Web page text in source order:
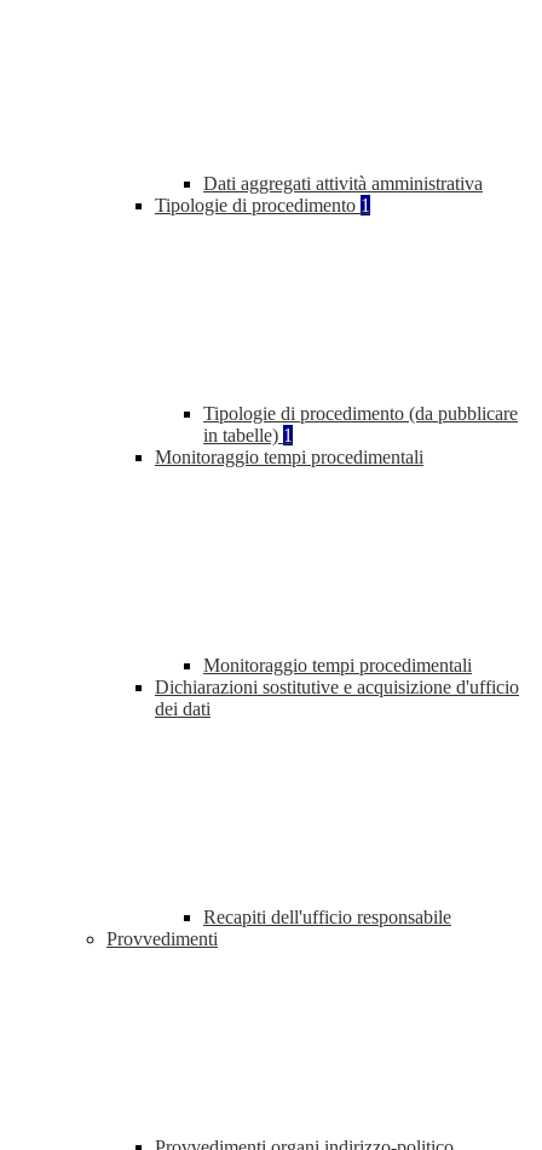
Dati aggregati attività amministrativa
Tipologie di procedimento 1
Tipologie di procedimento (da pubblicare
in tabelle) 1
Monitoraggio tempi procedimentali
Monitoraggio tempi procedimentali
Dichiarazioni sostitutive e acquisizione d'ufficio
dei dati
Recapiti dell'ufficio responsabile
Provvedimenti